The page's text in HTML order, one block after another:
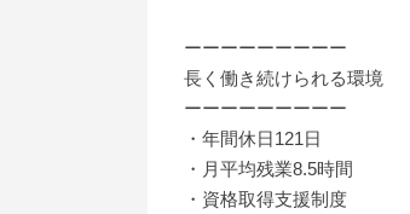
ーーーーーーーーー
長く働き続けられる環境
ーーーーーーーーー
・年間休日121日
・月平均残業8.5時間
・資格取得支援制度